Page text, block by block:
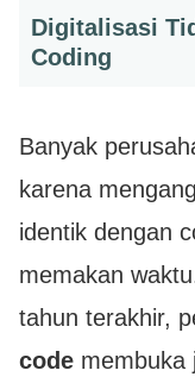
Digitalisasi
Coding
Banyak
karena
identik dengan
memakan
tahun terakhir,
code membuka